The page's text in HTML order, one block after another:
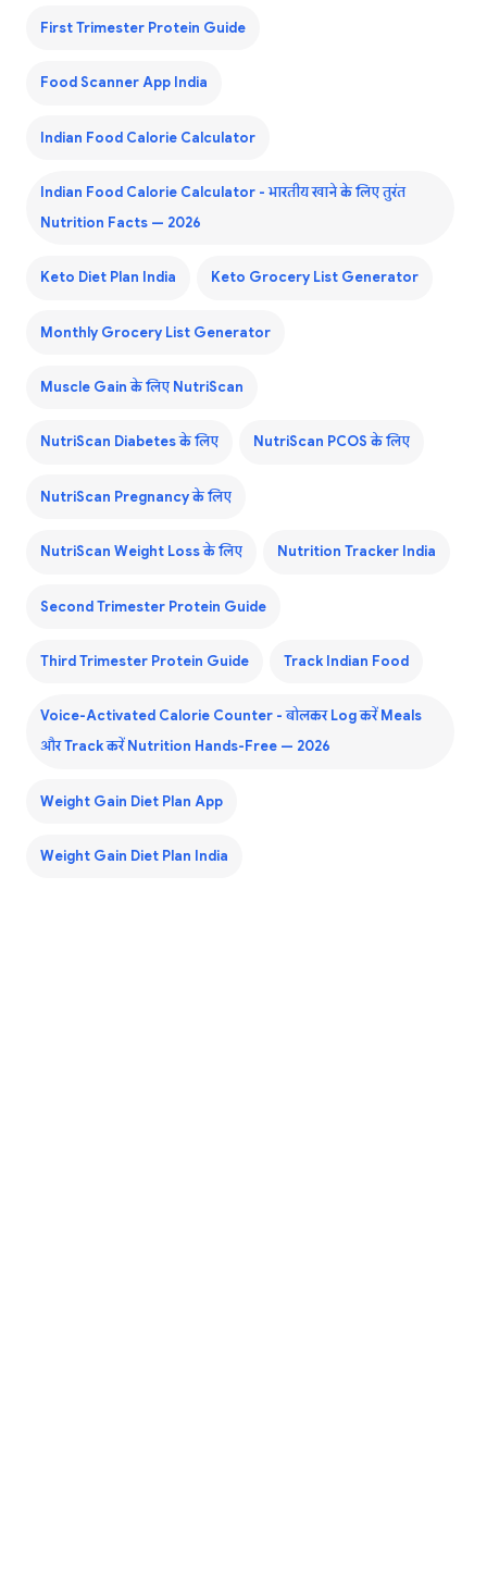
First Trimester Protein Guide
Food Scanner App India
Indian Food Calorie Calculator
Indian Food Calorie Calculator - भारतीय खाने के लिए तुरंत
Nutrition Facts — 2026
Keto Diet Plan India Keto Grocery List Generator
Monthly Grocery List Generator
Muscle Gain के लिए NutriScan
NutriScan Diabetes के लिए NutriScan PCOS के लिए
NutriScan Pregnancy के लिए
NutriScan Weight Loss के लिए Nutrition Tracker India
Second Trimester Protein Guide
Third Trimester Protein Guide Track Indian Food
Voice-Activated Calorie Counter - बोलकर Log करें Meals
और Track करें Nutrition Hands-Free — 2026
Weight Gain Diet Plan App
Weight Gain Diet Plan India